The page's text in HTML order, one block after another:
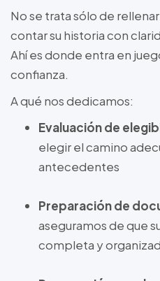
No se trata sólo de
contar su historia con
Ahí es donde entra en
confianza.
A qué nos dedicamos:
Evaluación de
elegir el camino
antecedentes
Preparación de
aseguramos de que
completa y